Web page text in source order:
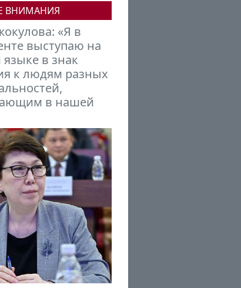
ВНИМАНИЯ
«Я в
выступаю на
в знак
к людям разных
в нашей